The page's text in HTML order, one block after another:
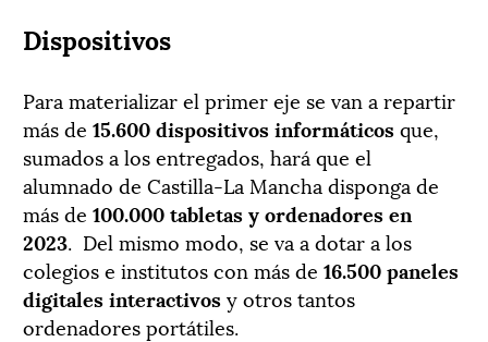
Dispositivos
Para materializar el primer eje se van a repartir
más de 15.600 dispositivos informáticosque,
sumados a los entregados, hará que el
alumnado de Castilla-La Mancha disponga de
más de 100.000 tabletas y ordenadores en
2023. Del mismo modo, se va a dotar a los
colegios e institutos con más de 16.500 paneles
digitales interactivosy otros tantos
ordenadores portátiles.